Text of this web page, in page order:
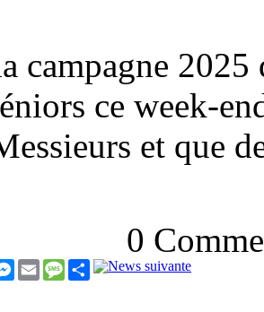
campagne
ce week-
et que
0
Messenger
EmailMessagePartager